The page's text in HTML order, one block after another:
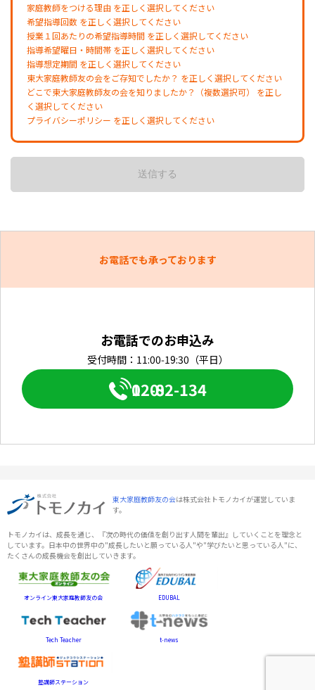
家庭教師をつける理由 を正しく選択してください
希望指導回数 を正しく選択してください
授業１回あたりの希望指導時間 を正しく選択してください
指導希望曜日・時間帯 を正しく選択してください
指導想定期間 を正しく選択してください
東大家庭教師友の会をご存知でしたか？ を正しく選択してください
どこで東大家庭教師友の会を知りましたか？（複数選択可） を正し
く選択してください
プライバシーポリシー を正しく選択してください
お電話でも承っております
お電話でのお申込み
受付時間：11:00-19:30（平日）
0120-082-134
東大家庭教師友の会は株式会社トモノカイが運営していま
す。
トモノカイは、成長を通じ、『次の時代の価値を創り出す人間を輩出』していくことを理念と
しています。日本中の世界中の"成長したいと願っている人"や"学びたいと思っている人"に、
たくさんの成長機会を創出していきます。
オンライン東大家庭教師友の会 EDUBAL
Tech Teacher t-news
塾講師ステーション